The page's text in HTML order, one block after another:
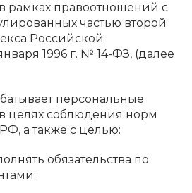
рамках правоотношений с
частью второй
Российской
1996 г. № 14-ФЗ, (далее
персональные
целях соблюдения норм
а также с целью:
обязательства по